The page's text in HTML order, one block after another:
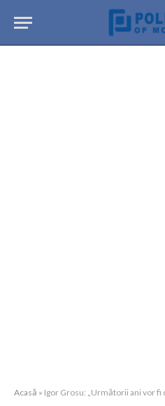
Acasă » Igor Grosu: „Următorii ani vor fi